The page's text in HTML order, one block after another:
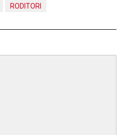
RODITORI